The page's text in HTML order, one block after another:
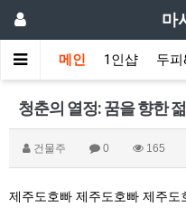
마
메인 1인샵 두
청춘의 열정: 꿈을 향한
건물주 0 165
제주도호빠 제주도호빠 제주도